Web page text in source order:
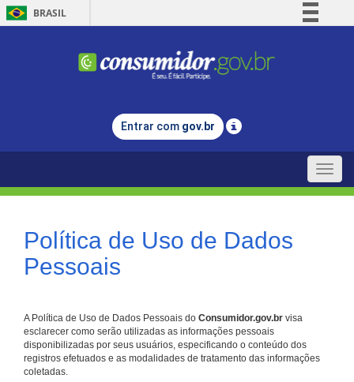
BRASIL
Comunica BR
Legislação
Entrar com gov.br
Toggle
Política de Uso de Dados
Pessoais
A Política de Uso de Dados Pessoais do Consumidor.gov.br visa
esclarecer como serão utilizadas as informações pessoais
disponibilizadas por seus usuários, especificando o conteúdo dos
registros efetuados e as modalidades de tratamento das informações
coletadas.